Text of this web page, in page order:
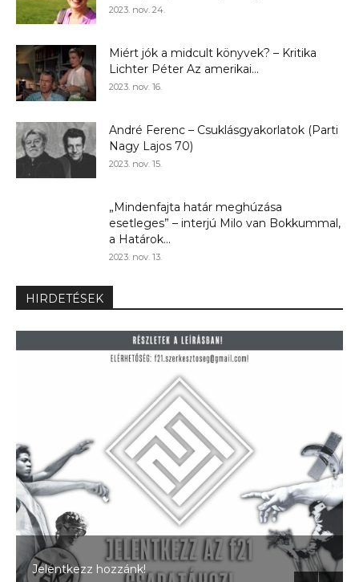
2023. nov. 24.
Miért jók a midcult könyvek? – Kritika
Lichter Péter Az amerikai...
2023. nov. 16.
André Ferenc – Csuklásgyakorlatok (Parti
Nagy Lajos 70)
2023. nov. 15.
„Mindenfajta határ meghúzása
esetleges” – interjú Milo van Bokkummal,
a Határok...
2023. nov. 13.
HIRDETÉSEK
Jelentkezz hozzánk!